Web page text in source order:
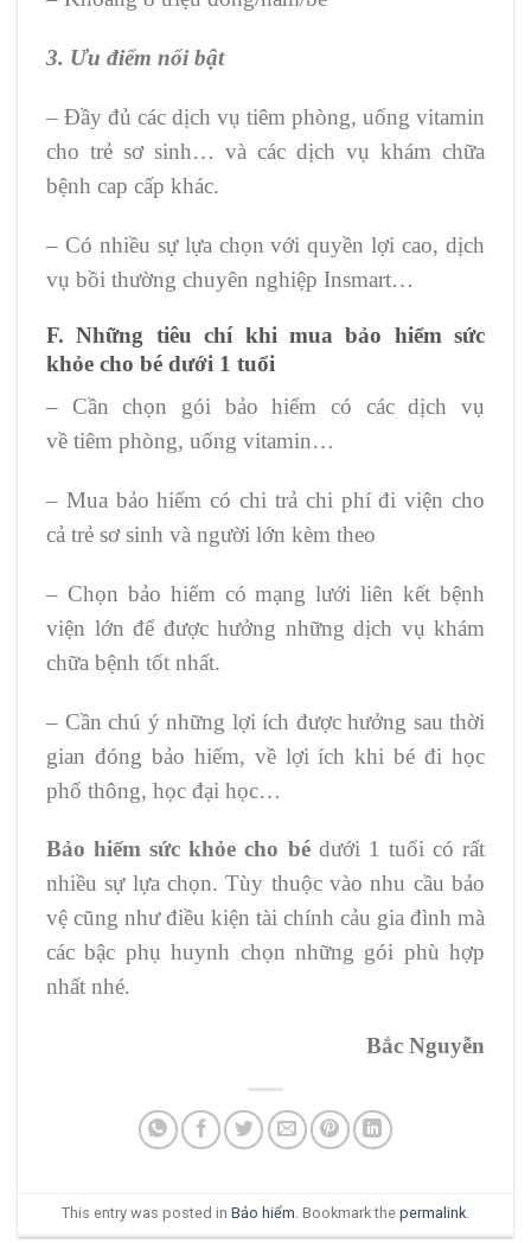
3. Ưu điểm nổi bật
– Đầy đủ các dịch vụ tiêm phòng, uống vitamin
cho trẻ sơ sinh… và các dịch vụ khám chữa
bệnh cap cấp khác.
– Có nhiều sự lựa chọn với quyền lợi cao, dịch
vụ bồi thường chuyên nghiệp Insmart…
F. Những tiêu chí khi mua bảo hiểm sức
khỏe cho bé dưới 1 tuổi
– Cần chọn gói bảo hiểm có các dịch vụ
về tiêm phòng, uống vitamin…
– Mua bảo hiểm có chi trả chi phí đi viện cho
cả trẻ sơ sinh và người lớn kèm theo
– Chọn bảo hiểm có mạng lưới liên kết bệnh
viện lớn để được hưởng những dịch vụ khám
chữa bệnh tốt nhất.
– Cần chú ý những lợi ích được hưởng sau thời
gian đóng bảo hiểm, về lợi ích khi bé đi học
phổ thông, học đại học…
Bảo hiếm sức khỏe cho bédưới 1 tuổi có rất
nhiều sự lựa chọn. Tùy thuộc vào nhu cầu bảo
vệ cũng như điều kiện tài chính cảu gia đình mà
các bậc phụ huynh chọn những gói phù hợp
nhất nhé.
Bắc Nguyễn
This entry was posted in Bảo hiểm. Bookmark the permalink.